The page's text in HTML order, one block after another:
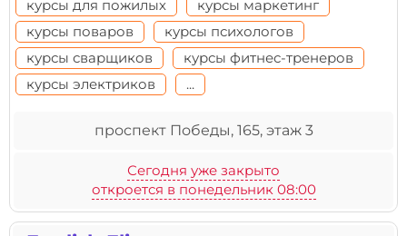
курсы для пожилых
курсы маркетинг
курсы поваров
курсы психологов
курсы сварщиков
курсы фитнес-тренеров
курсы электриков
...
проспект Победы, 165, этаж 3
Сегодня уже закрыто
откроется в понедельник 08:00